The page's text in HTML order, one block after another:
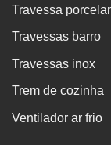
Travessa
Travessas barro
Travessas inox
Trem de cozinha
Ventilador ar frio